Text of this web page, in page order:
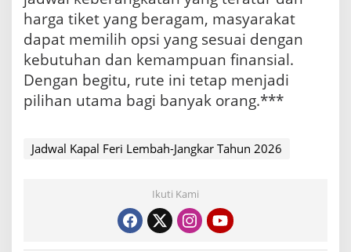
harga tiket yang beragam, masyarakat
dapat memilih opsi yang sesuai dengan
kebutuhan dan kemampuan finansial.
Dengan begitu, rute ini tetap menjadi
pilihan utama bagi banyak orang.***
Jadwal Kapal Feri Lembah-Jangkar Tahun 2026
Ikuti Kami